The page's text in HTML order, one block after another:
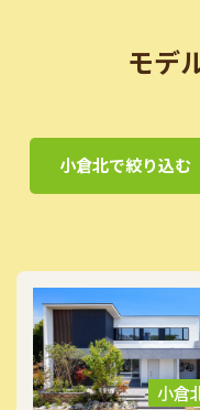
モデ
小倉北で絞り込む
小倉